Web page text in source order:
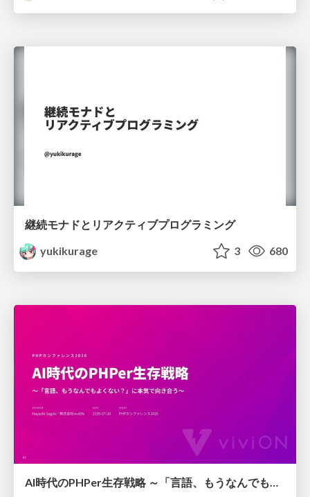
継続モナドとリアクティブプログラミング
yukikurage
3 680
AI時代のPHPer生存戦略 ～「言語、もうなんでもよくない？」に本気で向き合う～